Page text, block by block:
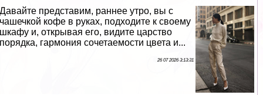
Давайте представим, раннее утро, вы с
чашечкой кофе в руках, подходите к своему
шкафу и, открывая его, видите царство
порядка, гармония сочетаемости цвета и...
26 07 2026 3:13:31